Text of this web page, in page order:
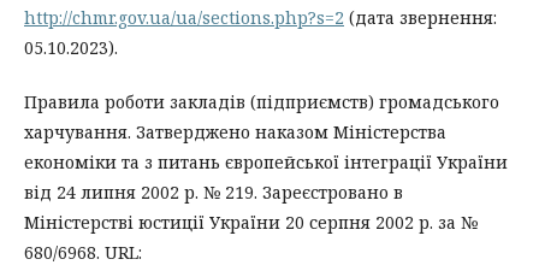
http://chmr.gov.ua/ua/sections.php?s=2 (дата звернення:
05.10.2023).
Правила роботи закладів (підприємств) громадського
харчування. Затверджено наказом Міністерства
економіки та з питань європейської інтеграції України
від 24 липня 2002 р. № 219. Зареєстровано в
Міністерстві юстиції України 20 серпня 2002 р. за №
680/6968. URL: